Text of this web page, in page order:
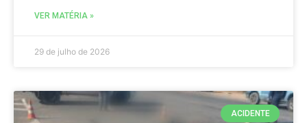
VER MATÉRIA »
29 de julho de 2026
ACIDENTE